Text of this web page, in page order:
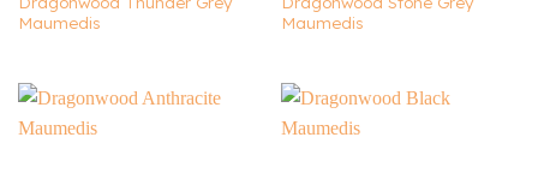
Maumedis
Maumedis